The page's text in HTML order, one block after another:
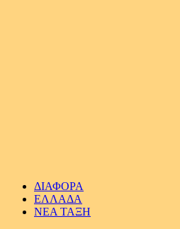
ΔΙΑΦΟΡΑ
ΕΛΛΑΔΑ
ΝΕΑ ΤΑΞΗ